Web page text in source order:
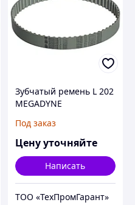
Зубчатый ремень L 202
MEGADYNE
Под заказ
Цену уточняйте
Написать
ТОО «ТехПромГарант»